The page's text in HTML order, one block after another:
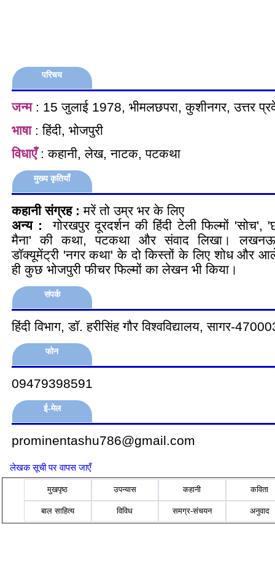
परिचय
जन्म: 15 जुलाई 1978, भीमलछपरा, कुशीनगर, उत्तर
भाषा: हिंदी, भोजपुरी
विधाएँ: कहानी, लेख, नाटक, पटकथा
मुख्य कृतियाँ
कहानी संग्रह : मरें तो उम्र भर के लिए
अन्य :
गोरखपुर दूरदर्शन की हिंदी टेली फिल्मों
मैना' की कथा, पटकथा और संवाद लिखा। लखनऊ
डॉक्यूमेंट्री 'नगर कथा' के दो किस्तों के लिए शोध और
ही कुछ भोजपुरी फीचर फिल्मों का लेखन भी किया।
संपर्क
हिंदी विभाग, डॉ. हरीसिंह गौर विश्वविद्यालय, सागर-
फोन
09479398591
ई-मेल
prominentashu786@gmail.com
लेखक सूची पर वापस जाएँ
मुखपृष्ठ उपन्यास कहानी कविता
बाल साहित्य विविध समग्र-संचयन अनुवाद